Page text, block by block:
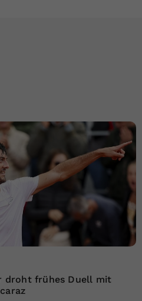
droht frühes Duell mit